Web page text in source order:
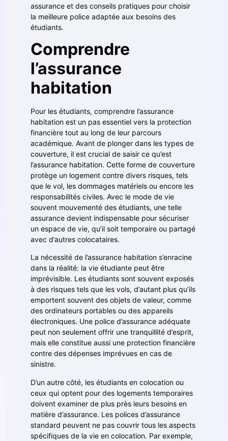
assurance et des conseils pratiques pour choisir
la meilleure police adaptée aux besoins des
étudiants.
Comprendre
l’assurance
habitation
Pour les étudiants, comprendre l’assurance
habitation est un pas essentiel vers la protection
financière tout au long de leur parcours
académique. Avant de plonger dans les types de
couverture, il est crucial de saisir ce qu’est
l’assurance habitation. Cette forme de couverture
protège un logement contre divers risques, tels
que le vol, les dommages matériels ou encore les
responsabilités civiles. Avec le mode de vie
souvent mouvementé des étudiants, une telle
assurance devient indispensable pour sécuriser
un espace de vie, qu’il soit temporaire ou partagé
avec d’autres colocataires.
La nécessité de l’assurance habitation s’enracine
dans la réalité: la vie étudiante peut être
imprévisible. Les étudiants sont souvent exposés
à des risques tels que les vols, d’autant plus qu’ils
emportent souvent des objets de valeur, comme
des ordinateurs portables ou des appareils
électroniques. Une police d’assurance adéquate
peut non seulement offrir une tranquillité d’esprit,
mais elle constitue aussi une protection financière
contre des dépenses imprévues en cas de
sinistre.
D’un autre côté, les étudiants en colocation ou
ceux qui optent pour des logements temporaires
doivent examiner de plus près leurs besoins en
matière d’assurance. Les polices d’assurance
standard peuvent ne pas couvrir tous les aspects
spécifiques de la vie en colocation. Par exemple,